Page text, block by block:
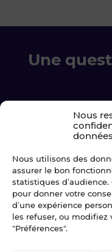
Nous
données
Nous utilisons des
assurer le bon
statistiques
pour donner votre
d’une expérience
les refuser, ou modifiez
"Préférences".
Une